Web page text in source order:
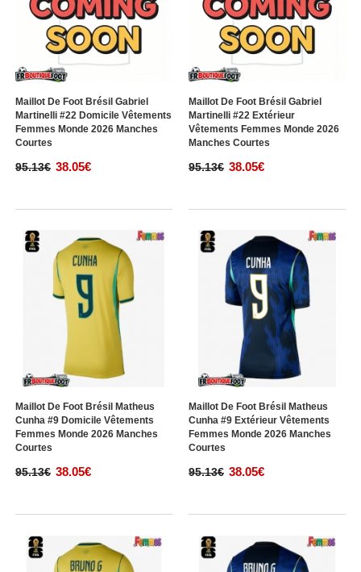
Maillot De Foot Brésil Gabriel
Martinelli #22 Domicile Vêtements
Femmes Monde 2026 Manches
Courtes
95.13€ 38.05€
Maillot De Foot Brésil Gabriel
Martinelli #22 Extérieur
Vêtements Femmes Monde 2026
Manches Courtes
95.13€ 38.05€
Maillot De Foot Brésil Matheus
Cunha #9 Domicile Vêtements
Femmes Monde 2026 Manches
Courtes
95.13€ 38.05€
Maillot De Foot Brésil Matheus
Cunha #9 Extérieur Vêtements
Femmes Monde 2026 Manches
Courtes
95.13€ 38.05€